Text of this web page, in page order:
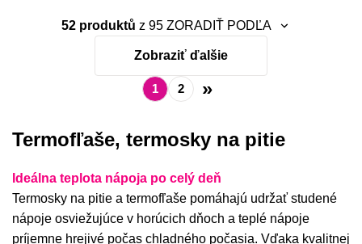
52 produktů z 95 ZORADIŤ PODĽA
neradiť
najnovšie
abecedne Z-A
od najdrahšie
Zobraziť ďalšie
1 2 »
Termofľaše, termosky na pitie
Ideálna teplota nápoja po celý deň
Termosky na pitie a termofľaše pomáhajú udržať studené
nápoje osviežujúce v horúcich dňoch a teplé nápoje
príjemne hrejivé počas chladného počasia. Vďaka kvalitnej